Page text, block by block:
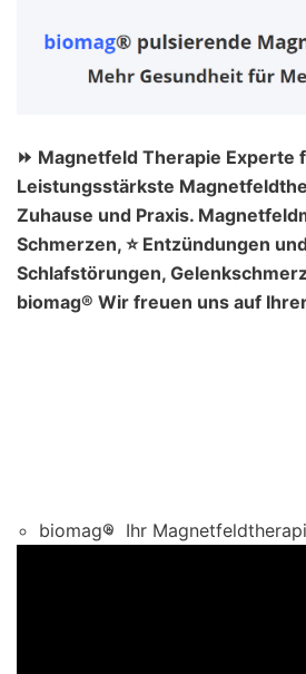
springen
⏩ Magnetfeld Therapie Experte
Leistungsstärkste
Zuhause und Praxis.
Schmerzen, ⭐ Entzündungen
Schlafstörungen,
biomag® Wir freuen uns auf
biomag® Ihr